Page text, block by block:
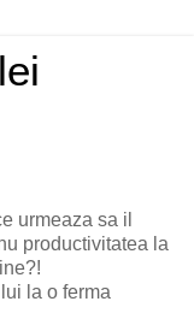
urmeaza sa il
productivitatea la
la o ferma